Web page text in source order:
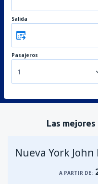
Salida
Pasajeros
1
Las
Nueva York John
A PARTIR DE: